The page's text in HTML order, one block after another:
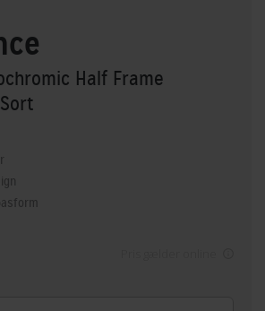
Half Frame
| Sort